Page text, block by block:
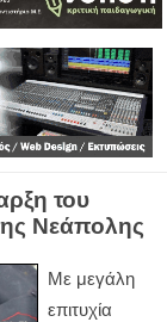
του
Νεάπολης
Με μεγάλη
επιτυχία